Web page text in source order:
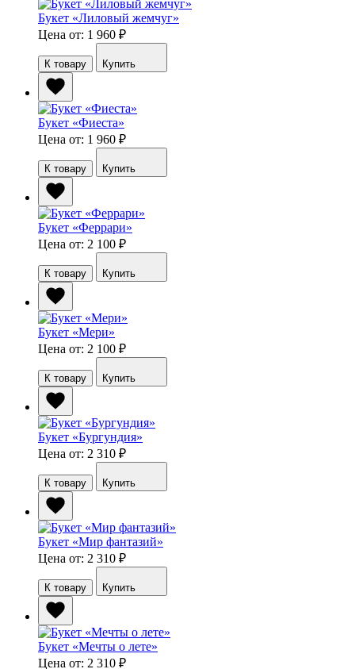
Букет «Лиловый жемчуг»
Цена от: 1 960 ₽
К товару Купить
Букет «Фиеста»
Цена от: 1 960 ₽
К товару Купить
Букет «Феррари»
Цена от: 2 100 ₽
К товару Купить
Букет «Мери»
Цена от: 2 100 ₽
К товару Купить
Букет «Бургундия»
Цена от: 2 310 ₽
К товару Купить
Букет «Мир фантазий»
Цена от: 2 310 ₽
К товару Купить
Букет «Мечты о лете»
Цена от: 2 310 ₽